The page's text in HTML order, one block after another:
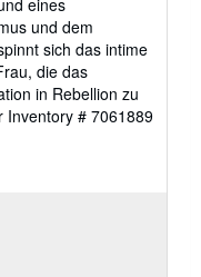
eines
und dem
sich das intime
die das
in Rebellion zu
Inventory # 7061889